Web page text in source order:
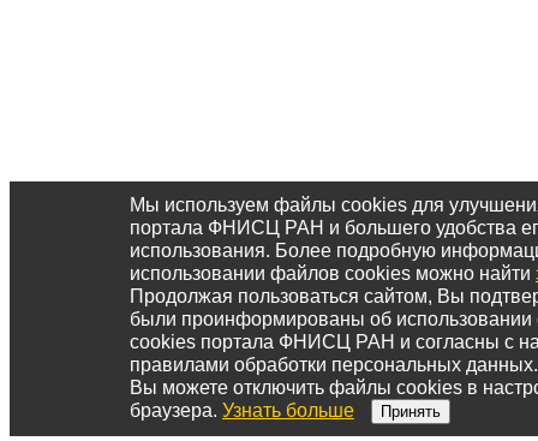
Мы используем файлы cookies для
портала ФНИСЦ РАН и большего удобства
использования. Более подробную
использовании файлов cookies можно найти
Продолжая пользоваться сайтом, Вы
были проинформированы об
cookies портала ФНИСЦ РАН и согласны с
правилами обработки персональных данных.
Вы можете отключить файлы cookies в
браузера. Узнать больше Принять